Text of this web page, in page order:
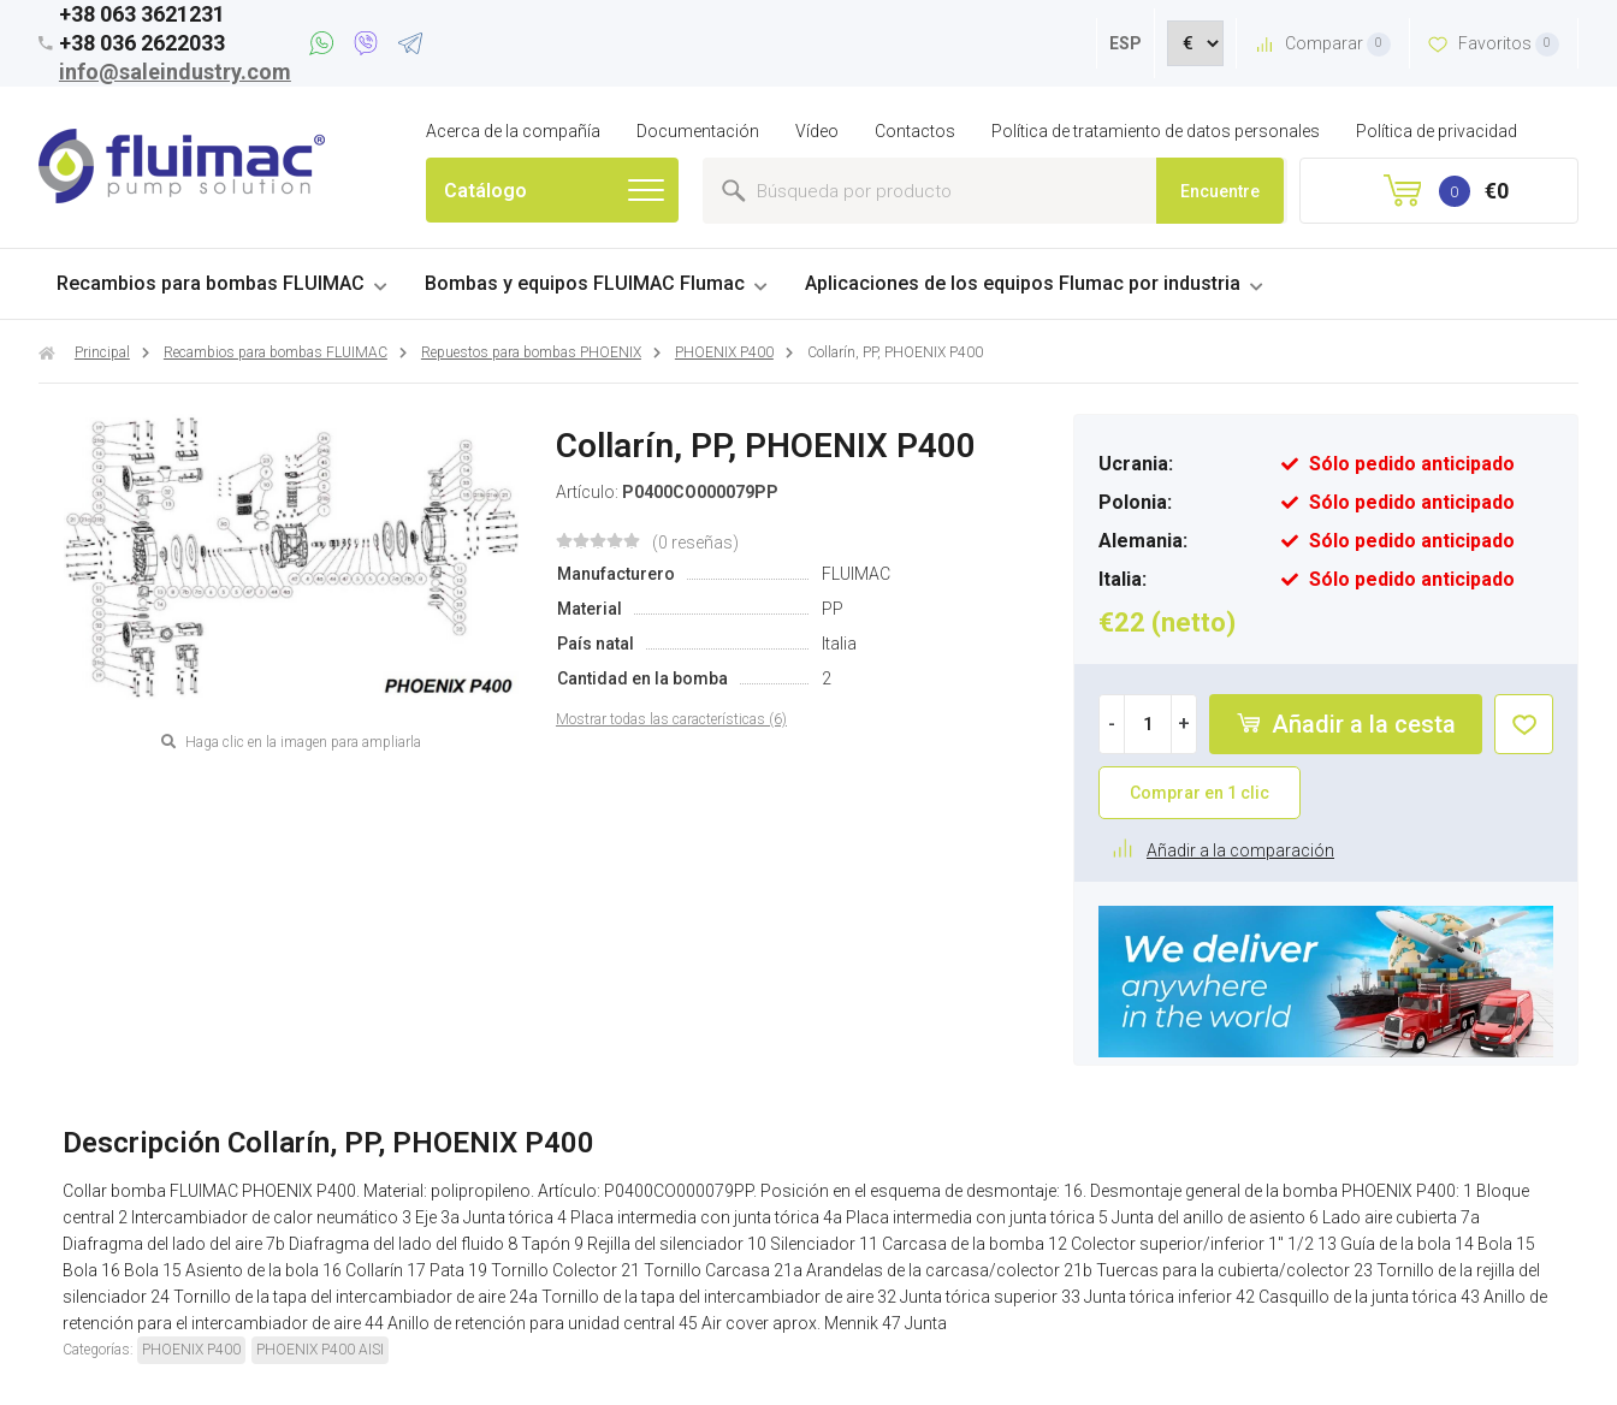
+38 063 3621231
+38 036 2622033
info@saleindustry.com
ESP Comparar 0 Favoritos 0
Acerca de la compañía Documentación Vídeo Contactos Política de tratamiento de datos personales Política de privacidad
Catálogo Encuentre 0 €0
Recambios para bombas FLUIMAC Bombas y equipos FLUIMAC Flumac Aplicaciones de los equipos Flumac por industria
Principal Recambios para bombas FLUIMAC Repuestos para bombas PHOENIX PHOENIX P400 Collarín, PP, PHOENIX P400
Haga clic en la imagen para ampliarla
Collarín, PP, PHOENIX P400
Artículo: P0400CO000079PP
(0 reseñas)
Manufacturero
FLUIMAC
Material
PP
País natal
Italia
Cantidad en la bomba
2
Mostrar todas las características (6)
Ucrania:
Sólo pedido anticipado
Polonia:
Sólo pedido anticipado
Alemania:
Sólo pedido anticipado
Italia:
Sólo pedido anticipado
€22 (netto)
- + Añadir a la cesta
Comprar en 1 clic
Añadir a la comparación
Descripción Collarín, PP, PHOENIX P400
Collar bomba FLUIMAC PHOENIX P400. Material: polipropileno. Artículo: P0400CO000079PP. Posición en el esquema de desmontaje: 16. Desmontaje general de la bomba PHOENIX P400: 1 Bloque
central 2 Intercambiador de calor neumático 3 Eje 3a Junta tórica 4 Placa intermedia con junta tórica 4a Placa intermedia con junta tórica 5 Junta del anillo de asiento 6 Lado aire cubierta 7a
Diafragma del lado del aire 7b Diafragma del lado del fluido 8 Tapón 9 Rejilla del silenciador 10 Silenciador 11 Carcasa de la bomba 12 Colector superior/inferior 1" 1/2 13 Guía de la bola 14 Bola 15
Bola 16 Bola 15 Asiento de la bola 16 Collarín 17 Pata 19 Tornillo Colector 21 Tornillo Carcasa 21a Arandelas de la carcasa/colector 21b Tuercas para la cubierta/colector 23 Tornillo de la rejilla del
silenciador 24 Tornillo de la tapa del intercambiador de aire 24a Tornillo de la tapa del intercambiador de aire 32 Junta tórica superior 33 Junta tórica inferior 42 Casquillo de la junta tórica 43 Anillo de
retención para el intercambiador de aire 44 Anillo de retención para unidad central 45 Air cover aprox. Mennik 47 Junta
Categorías: PHOENIX P400 PHOENIX P400 AISI